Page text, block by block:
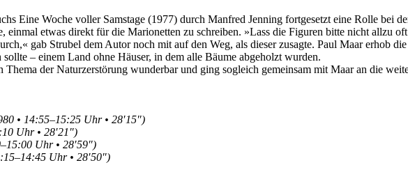
Eine Woche voller Samstage (1977) durch Manfred Jenning fortgesetzt eine Rolle bei
einmal etwas direkt für die Marionetten zu schreiben. »Lass die Figuren bitte nicht allzu
gab Strubel dem Autor noch mit auf den Weg, als dieser zusagte. Paul Maarerhob die
– einem Land ohne Häuser, in dem alle Bäume abgeholzt wurden.
Thema der Naturzerstörung wunderbar und ging sogleich gemeinsam mit Maaran die
• 14:55–15:25 Uhr • 28′15″)
Uhr • 28′21″)
Uhr • 28′59″)
Uhr • 28′50″)